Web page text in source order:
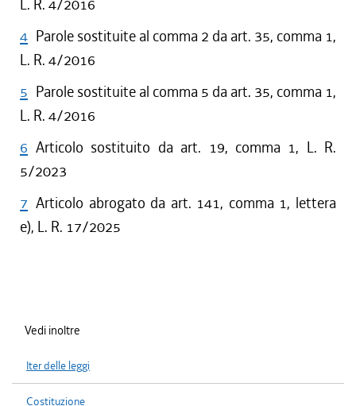
L. R. 4/2016
4 Parole sostituite al comma 2 da art. 35, comma 1,
L. R. 4/2016
5 Parole sostituite al comma 5 da art. 35, comma 1,
L. R. 4/2016
6 Articolo sostituito da art. 19, comma 1, L. R.
5/2023
7 Articolo abrogato da art. 141, comma 1, lettera
e), L. R. 17/2025
Vedi inoltre
Iter delle leggi
Costituzione